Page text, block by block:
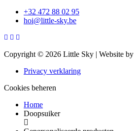
+32 472 88 02 95
hoi@little-sky.be
Copyright © 2026 Little Sky | Website by
Privacy verklaring
Cookies beheren
Home
Doopsuiker